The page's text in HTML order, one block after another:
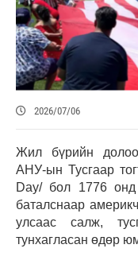
2026/07/06
Жил бүрийн
АНУ-ын Тусгаар
Day/ бол 1776 онд
баталснаар
улсаас салж,
тунхагласан өдөр